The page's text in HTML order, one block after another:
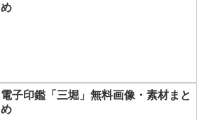
め
電子印鑑「三堀」無料画像・素材まと
め